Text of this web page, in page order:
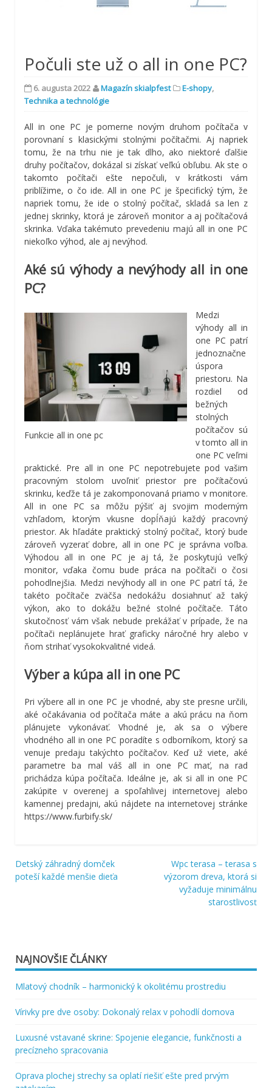
Počuli ste už o all in one PC?
6. augusta 2022 Magazín skialpfest E-shopy,
Technika a technológie
All in one PC je pomerne novým druhom počítača v
porovnaní s klasickými stolnými počítačmi. Aj napriek
tomu, že na trhu nie je tak dlho, ako niektoré ďalšie
druhy počítačov, dokázal si získať veľkú obľubu. Ak ste o
takomto počítači ešte nepočuli, v krátkosti vám
priblížime, o čo ide. All in one PC je špecifický tým, že
napriek tomu, že ide o stolný počítač, skladá sa len z
jednej skrinky, ktorá je zároveň monitor a aj počítačová
skrinka. Vďaka takémuto prevedeniu majú all in one PC
niekoľko výhod, ale aj nevýhod.
Aké sú výhody a nevýhody all in one
PC?
Funkcie all in one pc
Medzi
výhody all in
one PC patrí
jednoznačne
úspora
priestoru. Na
rozdiel od
bežných
stolných
počítačov sú
v tomto all in
one PC veľmi
praktické. Pre all in one PC nepotrebujete pod vašim
pracovným stolom uvoľniť priestor pre počítačovú
skrinku, keďže tá je zakomponovaná priamo v monitore.
All in one PC sa môžu pýšiť aj svojim moderným
vzhľadom, ktorým vkusne dopĺňajú každý pracovný
priestor. Ak hľadáte praktický stolný počítač, ktorý bude
zároveň vyzerať dobre, all in one PC je správna voľba.
Výhodou all in one PC je aj tá, že poskytujú veľký
monitor, vďaka čomu bude práca na počítači o čosi
pohodlnejšia. Medzi nevýhody all in one PC patrí tá, že
takéto počítače zväčša nedokážu dosiahnuť až taký
výkon, ako to dokážu bežné stolné počítače. Táto
skutočnosť vám však nebude prekážať v prípade, že na
počítači neplánujete hrať graficky náročné hry alebo v
ňom strihať vysokokvalitné videá.
Výber a kúpa all in one PC
Pri výbere all in one PC je vhodné, aby ste presne určili,
aké očakávania od počítača máte a akú prácu na ňom
plánujete vykonávať. Vhodné je, ak sa o výbere
vhodného all in one PC poradíte s odborníkom, ktorý sa
venuje predaju takýchto počítačov. Keď už viete, aké
parametre ba mal váš all in one PC mať, na rad
prichádza kúpa počítača. Ideálne je, ak si all in one PC
zakúpite v overenej a spoľahlivej internetovej alebo
kamennej predajni, akú nájdete na internetovej stránke
https://www.furbify.sk/
Navigácia
Detský záhradný domček
poteší každé menšie dieťa
Wpc terasa – terasa s
výzorom dreva, ktorá si
vyžaduje minimálnu
starostlivosť
NAJNOVŠIE ČLÁNKY
Mlatový chodník – harmonický k okolitému prostrediu
Vírivky pre dve osoby: Dokonalý relax v pohodlí domova
Luxusné vstavané skrine: Spojenie elegancie, funkčnosti a
precízneho spracovania
Oprava plochej strechy sa oplatí riešiť ešte pred prvým